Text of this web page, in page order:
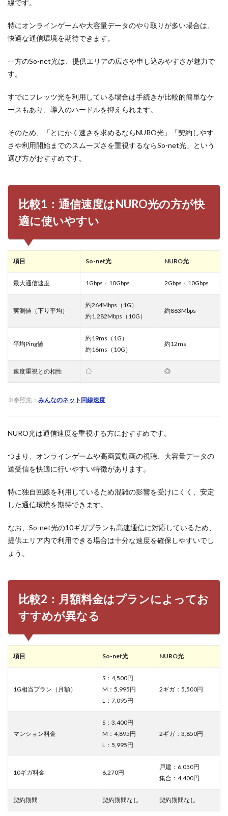
すめ
なる
4
3：
エリ
So-
net
利用
しや
すい
開通
工事
は
So-
光の
方が
手続
きし
やす
比較
ホの
ト特
典は
キャ
で選
き
So-
net
おす
な人
徴
8
NURO
な人の
9
So-
と
NURO
光を比
質問
線です。
特にオンラインゲームや大容量データのやり取りが多い場合は、
快適な通信環境を期待できます。
一方のSo-net光は、提供エリアの広さや申し込みやすさが魅力で
す。
すでにフレッツ光を利用している場合は手続きが比較的簡単なケ
ースもあり、導入のハードルを抑えられます。
そのため、「とにかく速さを求めるならNURO光」「契約しやす
さや利用開始までのスムーズさを重視するならSo-net光」という
選び方がおすすめです。
比較1：通信速度はNURO光の方が快
適に使いやすい
項目 So-net光 NURO光
最大通信速度 1Gbps・10Gbps 2Gbps・10Gbps
実測値（下り平均）
約264Mbps（1G）
約1,282Mbps（10G）
約863Mbps
平均Ping値
約19ms（1G）
約16ms（10G）
約12ms
速度重視との相性 〇 ◎
※参照先： みんなのネット回線速度
NURO光は通信速度を重視する方におすすめです。
つまり、オンラインゲームや高画質動画の視聴、大容量データの
送受信を快適に行いやすい特徴があります。
特に独自回線を利用しているため混雑の影響を受けにくく、安定
した通信環境を期待できます。
なお、So-net光の10ギガプランも高速通信に対応しているため、
提供エリア内で利用できる場合は十分な速度を確保しやすいでし
ょう。
比較2：月額料金はプランによってお
すすめが異なる
項目 So-net光 NURO光
1G相当プラン（月額）
S：4,500円
M：5,995円
L：7,095円
2ギガ：5,500円
マンション料金
S：3,400円
M：4,895円
L：5,995円
2ギガ：3,850円
10ギガ料金 6,270円
戸建：6,050円
集合：4,400円
契約期間 契約期間なし 契約期間なし